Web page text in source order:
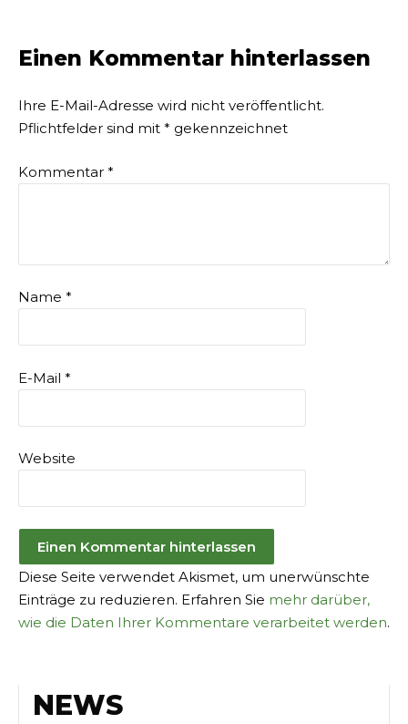
Einen Kommentar hinterlassen
Ihre E-Mail-Adresse wird nicht veröffentlicht.
Pflichtfelder sind mit * gekennzeichnet
Kommentar *
Name *
E-Mail *
Website
Diese Seite verwendet Akismet, um unerwünschte
Einträge zu reduzieren. Erfahren Sie mehr darüber,
wie die Daten Ihrer Kommentare verarbeitet werden.
NEWS